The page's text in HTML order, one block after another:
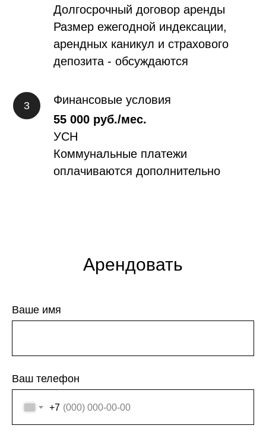
Долгосрочный договор аренды
Размер ежегодной индексации,
арендных каникул и страхового
депозита - обсуждаются
Финансовые условия
55 000 руб./мес.
УСН
Коммунальные платежи
оплачиваются дополнительно
Арендовать
Ваше имя
Ваш телефон
+7